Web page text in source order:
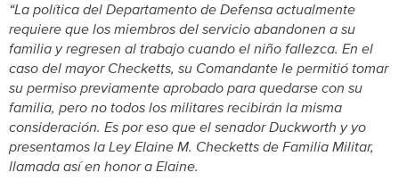
“La política del Departamento de Defensa actualmente
requiere que los miembros del servicio abandonen a su
familia y regresen al trabajo cuando el niño fallezca. En el
caso del mayor Checketts, su Comandante le permitió tomar
su permiso previamente aprobado para quedarse con su
familia, pero no todos los militares recibirán la misma
consideración. Es por eso que el senador Duckworth y yo
presentamos la Ley Elaine M. Checketts de Familia Militar,
llamada así en honor a Elaine.